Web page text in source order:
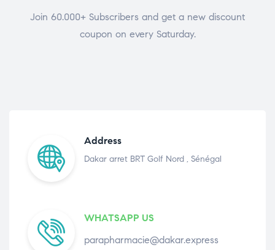
Join 60.000+ Subscribers and get a new discount
coupon on every Saturday.
Address
Dakar arret BRT Golf Nord , Sénégal
WHATSAPP US
parapharmacie@dakar.express